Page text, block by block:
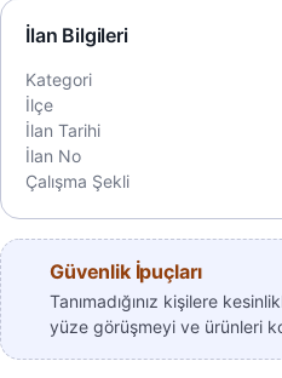
İlan Bilgileri
Kategori
İlçe
İlan Tarihi
İlan No
Çalışma Şekli
Güvenlik İpuçları
Tanımadığınız kişilere
yüze görüşmeyi ve ürünleri